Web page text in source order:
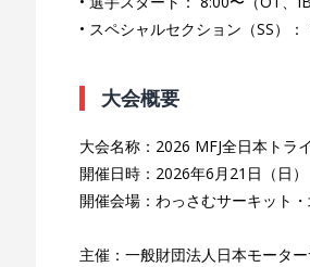
• スペシャルセクション（SS）
大会概要
大会名称：2026 MFJ全日本トラ
開催日時：2026年6月21日（日）
開催会場：わっさむサーキット
主催：一般財団法人日本モータ